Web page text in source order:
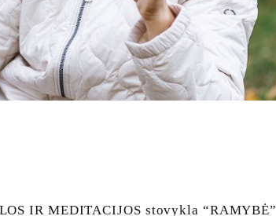
IR MEDITACIJOS stovykla “RAMYBĖ”